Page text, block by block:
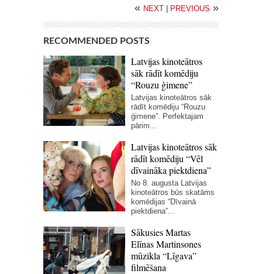
« NEXT | PREVIOUS »
RECOMMENDED POSTS
Latvijas kinoteātros
sāk rādīt komēdiju
“Rouzu ģimene”
Latvijas kinoteātros sāk
rādīt komēdiju “Rouzu
ģimene”. Perfektajam
pārim...
Latvijas kinoteātros sāk
rādīt komēdiju “Vēl
dīvaināka piektdiena”
No 8. augusta Latvijas
kinoteātros būs skatāms
komēdijas “Dīvainā
piektdiena”...
Sākusies Martas
Elīnas Martinsones
mūzikla “Līgava”
filmēšana